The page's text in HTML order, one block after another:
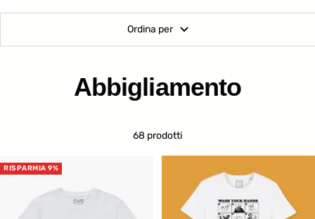
Ordina per
Abbigliamento
68 prodotti
RISPARMIA 9%